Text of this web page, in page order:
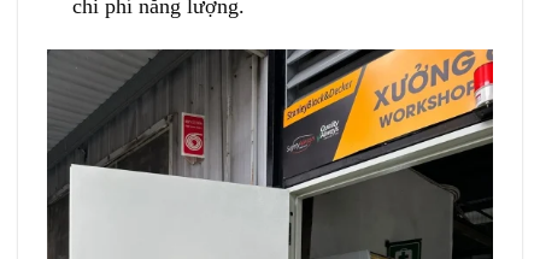
chi phí năng lượng.